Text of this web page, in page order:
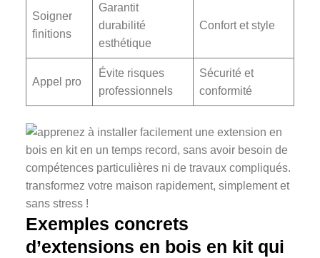
Soigner
finitions
Garantit
durabilité
esthétique
Confort et style
Appel pro
Évite risques
professionnels
Sécurité et
conformité
Exemples concrets
d’extensions en bois en kit qui